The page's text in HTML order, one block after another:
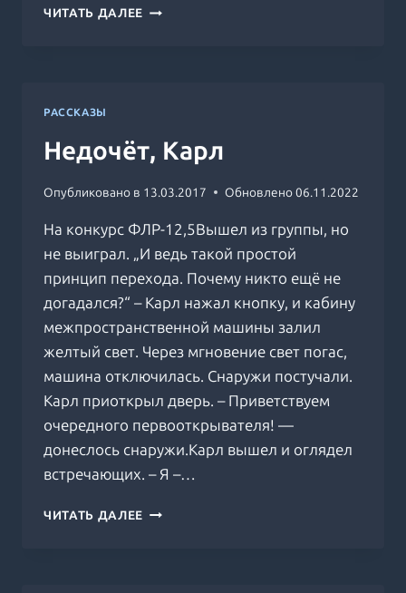
ЧИТАТЬ ДАЛЕЕ ДИАГНОСТИКА
РАССКАЗЫ
Недочёт, Карл
Опубликовано в 13.03.2017 Обновлено06.11.2022
На конкурс ФЛР-12,5Вышел из группы, но
не выиграл. „И ведь такой простой
принцип перехода. Почему никто ещё не
догадался?“ – Карл нажал кнопку, и кабину
межпространственной машины залил
желтый свет. Через мгновение свет погас,
машина отключилась. Снаружи постучали.
Карл приоткрыл дверь. – Приветствуем
очередного первооткрывателя! —
донеслось снаружи.Карл вышел и оглядел
встречающих. – Я –…
ЧИТАТЬ ДАЛЕЕ НЕДОЧЁТ,